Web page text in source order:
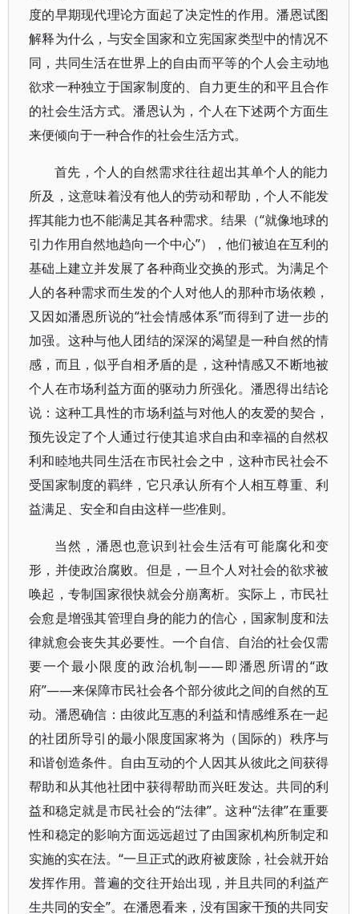
度的早期现代理论方面起了决定性的作用。潘恩试图
解释为什么，与安全国家和立宪国家类型中的情况不
同，共同生活在世界上的自由而平等的个人会主动地
欲求一种独立于国家制度的、自力更生的和平且合作
的社会生活方式。潘恩认为，个人在下述两个方面生
来便倾向于一种合作的社会生活方式。
首先，个人的自然需求往往超出其单个人的能力
所及，这意味着没有他人的劳动和帮助，个人不能发
挥其能力也不能满足其各种需求。结果（“就像地球的
引力作用自然地趋向一个中心”），他们被迫在互利的
基础上建立并发展了各种商业交换的形式。为满足个
人的各种需求而生发的个人对他人的那种市场依赖，
又因如潘恩所说的“社会情感体系”而得到了进一步的
加强。这种与他人团结的深深的渴望是一种自然的情
感，而且，似乎自相矛盾的是，这种情感又不断地被
个人在市场利益方面的驱动力所强化。潘恩得出结论
说：这种工具性的市场利益与对他人的友爱的契合，
预先设定了个人通过行使其追求自由和幸福的自然权
利和睦地共同生活在市民社会之中，这种市民社会不
受国家制度的羁绊，它只承认所有个人相互尊重、利
益满足、安全和自由这样一些准则。
当然，潘恩也意识到社会生活有可能腐化和变
形，并使政治腐败。但是，一旦个人对社会的欲求被
唤起，专制国家很快就会分崩离析。实际上，市民社
会愈是增强其管理自身的能力的信心，国家制度和法
律就愈会丧失其必要性。一个自信、自治的社会仅需
要一个最小限度的政治机制——即潘恩所谓的“政
府”——来保障市民社会各个部分彼此之间的自然的互
动。潘恩确信：由彼此互惠的利益和情感维系在一起
的社团所导引的最小限度国家将为（国际的）秩序与
和谐创造条件。自由互动的个人因其从彼此之间获得
帮助和从其他社团中获得帮助而兴旺发达。共同的利
益和稳定就是市民社会的“法律”。这种“法律”在重要
性和稳定的影响方面远远超过了由国家机构所制定和
实施的实在法。“一旦正式的政府被废除，社会就开始
发挥作用。普遍的交往开始出现，并且共同的利益产
生共同的安全”。在潘恩看来，没有国家干预的共同安